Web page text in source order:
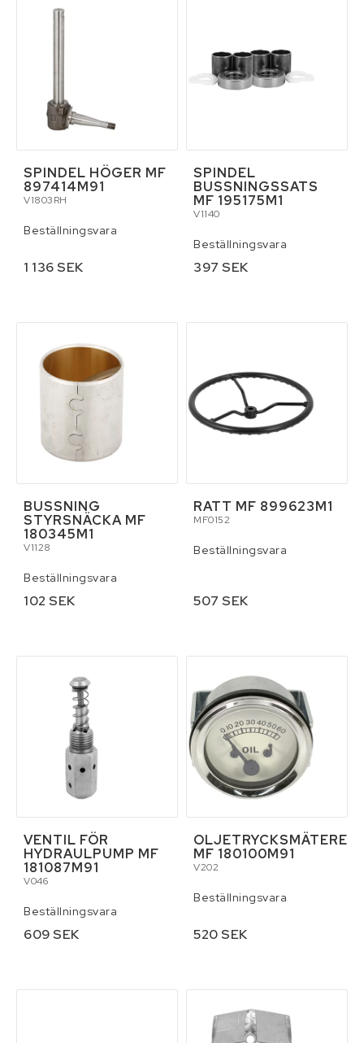
SPINDEL HÖGER MF
897414M91
V1803RH
Beställningsvara
1 136 SEK
SPINDEL
BUSSNINGSSATS
MF 195175M1
V1140
Beställningsvara
397 SEK
BUSSNING
STYRSNÄCKA MF
180345M1
V1128
Beställningsvara
102 SEK
RATT MF 899623M1
MF0152
Beställningsvara
507 SEK
VENTIL FÖR
HYDRAULPUMP MF
181087M91
V046
Beställningsvara
609 SEK
OLJETRYCKSMÄTERE
MF 180100M91
V202
Beställningsvara
520 SEK